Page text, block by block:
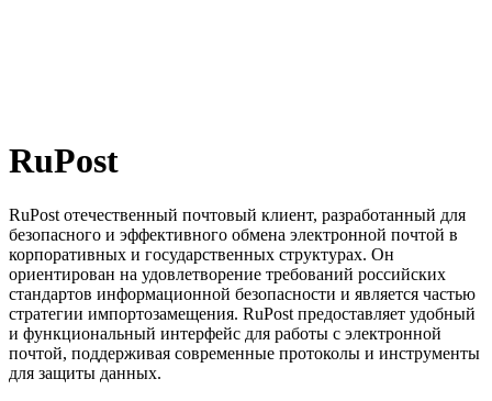
RuPost
RuPost отечественный почтовый клиент, разработанный для
безопасного и эффективного обмена электронной почтой в
корпоративных и государственных структурах. Он
ориентирован на удовлетворение требований российских
стандартов информационной безопасности и является частью
стратегии импортозамещения. RuPost предоставляет удобный
и функциональный интерфейс для работы с электронной
почтой, поддерживая современные протоколы и инструменты
для защиты данных.